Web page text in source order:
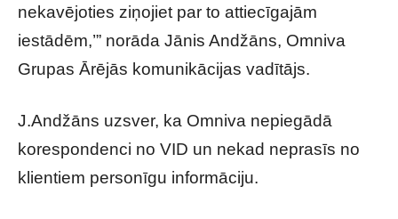
nekavējoties ziņojiet par to attiecīgajām
iestādēm,’” norāda Jānis Andžāns, Omniva
Grupas Ārējās komunikācijas vadītājs.
J.Andžāns uzsver, ka Omniva nepiegādā
korespondenci no VID un nekad neprasīs no
klientiem personīgu informāciju.